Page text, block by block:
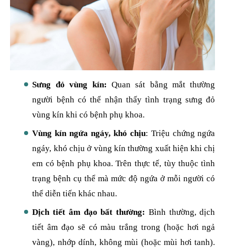
Sưng đỏ vùng kín: Quan sát bằng mắt thường
người bệnh có thể nhận thấy tình trạng sưng đỏ
vùng kín khi có bệnh phụ khoa.
Vùng kín ngứa ngáy, khó chịu: Triệu chứng ngứa
ngáy, khó chịu ở vùng kín thường xuất hiện khi chị
em có bệnh phụ khoa. Trên thực tế, tùy thuộc tình
trạng bệnh cụ thể mà mức độ ngứa ở mỗi người có
thể diễn tiến khác nhau.
Dịch tiết âm đạo bất thường: Bình thường, dịch
tiết âm đạo sẽ có màu trắng trong (hoặc hơi ngả
vàng), nhớp dính, không mùi (hoặc mùi hơi tanh).